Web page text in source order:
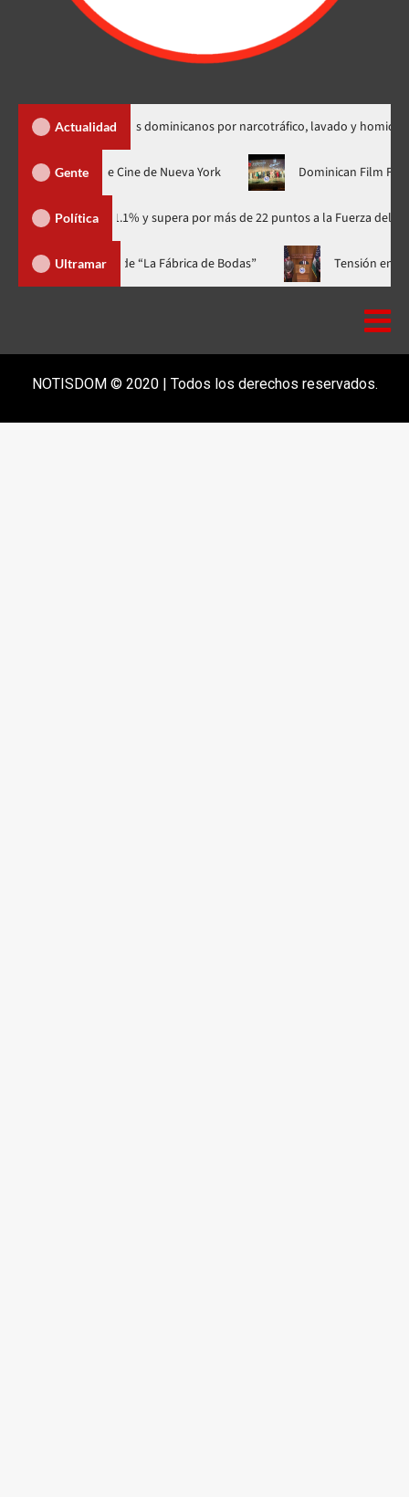
Actualidad
de dos dominicanos por narcotráfico, lavado y homicidio
Gente
estreno mundial en el Festival de Cine de Nueva York
Política
con 41.1% y supera por más de 22 puntos a la Fuerza del Pueblo
Ultramar
a casa llena y el estreno mundial de “La Fábrica de Bodas”
NOTISDOM © 2020 | Todos los derechos reservados.